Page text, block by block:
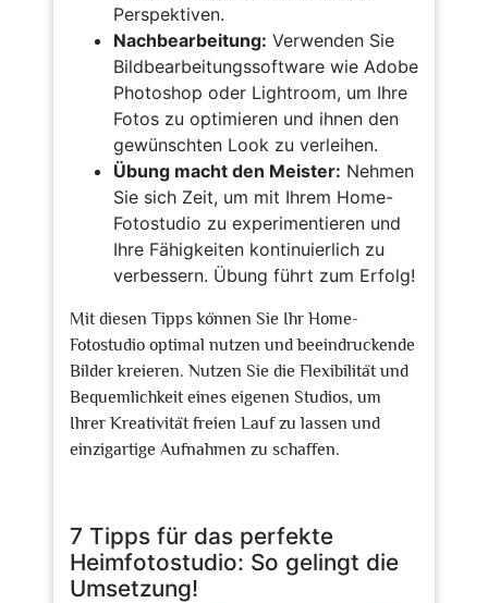
Perspektiven.
Nachbearbeitung: Verwenden Sie
Bildbearbeitungssoftware wie Adobe
Photoshop oder Lightroom, um Ihre
Fotos zu optimieren und ihnen den
gewünschten Look zu verleihen.
Übung macht den Meister: Nehmen
Sie sich Zeit, um mit Ihrem Home-
Fotostudio zu experimentieren und
Ihre Fähigkeiten kontinuierlich zu
verbessern. Übung führt zum Erfolg!
Mit diesen Tipps können Sie Ihr Home-
Fotostudio optimal nutzen und beeindruckende
Bilder kreieren. Nutzen Sie die Flexibilität und
Bequemlichkeit eines eigenen Studios, um
Ihrer Kreativität freien Lauf zu lassen und
einzigartige Aufnahmen zu schaffen.
7 Tipps für das perfekte
Heimfotostudio: So gelingt die
Umsetzung!